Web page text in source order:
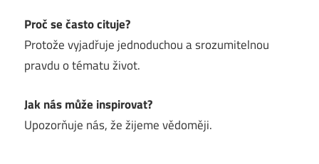
Proč se často cituje?
Protože vyjadřuje jednoduchou a srozumitelnou
pravdu o tématu život.
Jak nás může inspirovat?
Upozorňuje nás, že žijeme vědoměji.